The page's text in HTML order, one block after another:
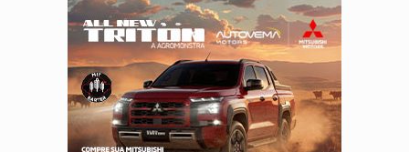
REFLORESTAMENTO:Plantar árvores não será mais suficiente para
OVNIS NA LUA:Cientistas alertam para possível base secreta no satélite
ACABOU COM PEUGEOT:Incêndio destrói carro que era rebocado para oficina
VÍDEO:Ladrão é filmado furtando moto na frente do bar